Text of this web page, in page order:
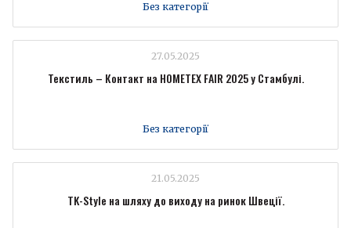
Без категорії
27.05.2025
Текстиль – Контакт на HOMETEX FAIR 2025 у Стамбулі.
Без категорії
21.05.2025
TK-Style на шляху до виходу на ринок Швеції.